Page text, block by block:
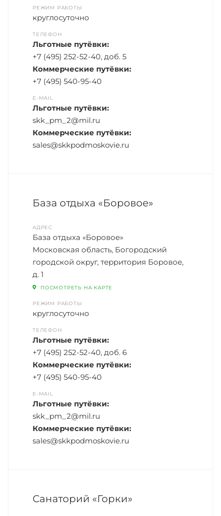
РЕЖИМ РАБОТЫ
круглосуточно
ТЕЛЕФОН
Льготные путёвки:
+7 (495) 252-52-40, доб. 5
Коммерческие путёвки:
+7 (495) 540-95-40
E-MAIL
Льготные путёвки:
skk_pm_2@mil.ru
Коммерческие путёвки:
sales@skkpodmoskovie.ru
База отдыха «Боровое»
АДРЕС
База отдыха «Боровое»
Московская область, Богородский
городской округ, территория Боровое,
д. 1
ПОСМОТРЕТЬ НА КАРТЕ
РЕЖИМ РАБОТЫ
круглосуточно
ТЕЛЕФОН
Льготные путёвки:
+7 (495) 252-52-40, доб. 6
Коммерческие путёвки:
+7 (495) 540-95-40
E-MAIL
Льготные путёвки:
skk_pm_2@mil.ru
Коммерческие путёвки:
sales@skkpodmoskovie.ru
Санаторий «Горки»